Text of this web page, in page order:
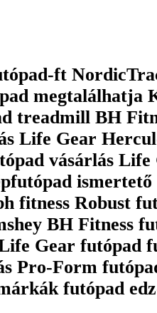
ft
megtalálhatja
treadmill BH
Life Gear
vásárlás
fitness Robust
BH Fitness
Gear futópad
Pro-Form
futópad